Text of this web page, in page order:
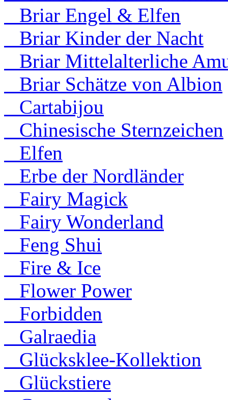
Briar Engel & Elfen
Briar Kinder der Nacht
Briar Mittelalterliche
Briar Schätze von Albion
Cartabijou
Chinesische Sternzeichen
Elfen
Erbe der Nordländer
Fairy Magick
Fairy Wonderland
Feng Shui
Fire & Ice
Flower Power
Forbidden
Galraedia
Glücksklee-Kollektion
Glückstiere